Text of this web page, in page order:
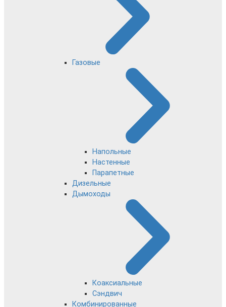
Газовые
Напольные
Настенные
Парапетные
Дизельные
Дымоходы
Коаксиальные
Сэндвич
Комбинированные